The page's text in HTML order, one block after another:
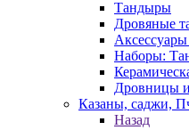
Тандыры
Дровяные
Наборы:
Дровницы
Казаны, саджи,
Назад